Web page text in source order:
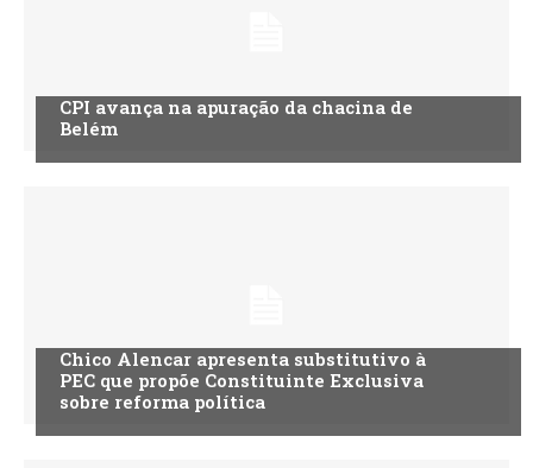
CPI avança na apuração da chacina de
Belém
Chico Alencar apresenta substitutivo à
PEC que propõe Constituinte Exclusiva
sobre reforma política